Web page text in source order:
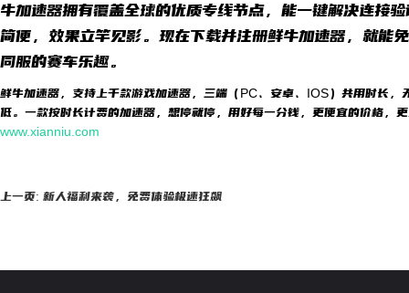
牛加速器拥有覆盖全球的优质专线节点，能一键解决连接
简便，效果立竿见影。现在下载并注册鲜牛加速器，就能
同服的赛车乐趣。
鲜牛加速器，支持上千款游戏加速器，三端（PC、安卓、IOS）共用时长
低。一款按时长计费的加速器，想停就停，用好每一分钱，更便宜的价格，
www.xianniu.com
上一页: 新人福利来袭，免费体验极速狂飙